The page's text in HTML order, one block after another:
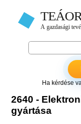
Ha kérdése
2640 -
gyártása